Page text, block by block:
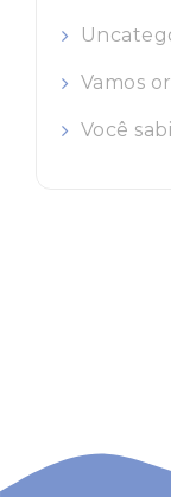
Vamos
Você